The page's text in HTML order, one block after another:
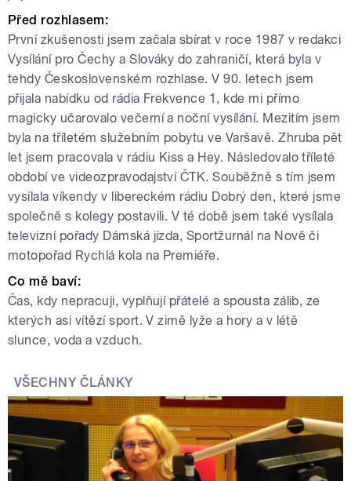
Před rozhlasem:
První zkušenosti jsem začala sbírat v roce 1987 v redakci
Vysílání pro Čechy a Slováky do zahraničí, která byla v
tehdy Československém rozhlase. V 90. letech jsem
přijala nabídku od rádia Frekvence 1, kde mi přímo
magicky učarovalo večerní a noční vysílání. Mezitím jsem
byla na tříletém služebním pobytu ve Varšavě. Zhruba pět
let jsem pracovala v rádiu Kiss a Hey. Následovalo tříleté
období ve videozpravodajství ČTK. Souběžně s tím jsem
vysílala víkendy v libereckém rádiu Dobrý den, které jsme
společně s kolegy postavili. V té době jsem také vysílala
televizní pořady Dámská jízda, Sportžurnál na Nově či
motopořad Rychlá kola na Premiéře.
Co mě baví:
Čas, kdy nepracuji, vyplňují přátelé a spousta zálib, ze
kterých asi vítězí sport. V zimě lyže a hory a v létě
slunce, voda a vzduch.
VŠECHNY ČLÁNKY